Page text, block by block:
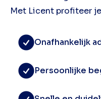
Met Licent profiteer
Onafhankelijk
Persoonlijke